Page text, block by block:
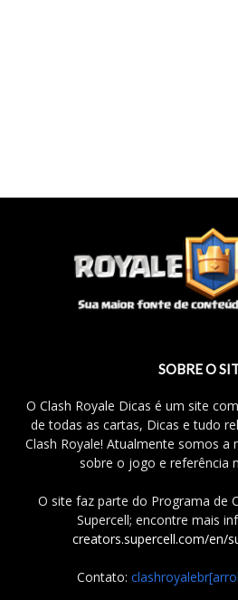
SOBRE O
O Clash Royale Dicas é um site
de todas as cartas, Dicas e tudo
Clash Royale! Atualmente somos
sobre o jogo e referência
O site faz parte do Programa de
Supercell; encontre mais
creators.supercell.com/en/
Contato: